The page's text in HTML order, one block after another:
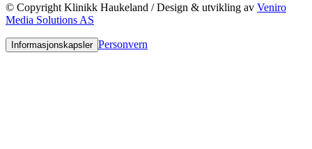
© Copyright Klinikk Haukeland / Design & utvikling av Veniro
Media Solutions AS
Informasjonskapsler Personvern